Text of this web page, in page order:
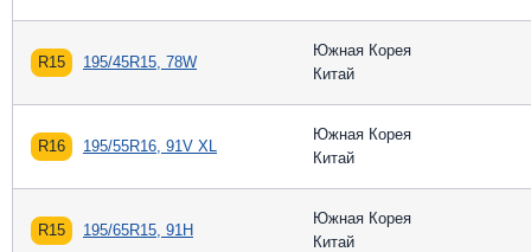
R15 195/45R15, 78W
Южная Корея
Китай
R16 195/55R16, 91V XL
Южная Корея
Китай
R15 195/65R15, 91H
Южная Корея
Китай